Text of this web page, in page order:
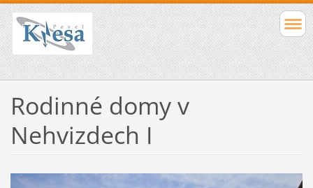
Rodinné domy v
Nehvizdech I